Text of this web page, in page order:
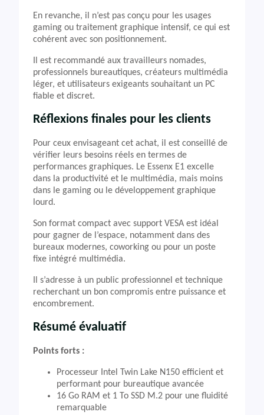
En revanche, il n’est pas conçu pour les usages
gaming ou traitement graphique intensif, ce qui est
cohérent avec son positionnement.
Il est recommandé aux travailleurs nomades,
professionnels bureautiques, créateurs multimédia
léger, et utilisateurs exigeants souhaitant un PC
fiable et discret.
Réflexions finales pour les clients
Pour ceux envisageant cet achat, il est conseillé de
vérifier leurs besoins réels en termes de
performances graphiques. Le Essenx E1 excelle
dans la productivité et le multimédia, mais moins
dans le gaming ou le développement graphique
lourd.
Son format compact avec support VESA est idéal
pour gagner de l’espace, notamment dans des
bureaux modernes, coworking ou pour un poste
fixe intégré multimédia.
Il s’adresse à un public professionnel et technique
recherchant un bon compromis entre puissance et
encombrement.
Résumé évaluatif
Points forts :
Processeur Intel Twin Lake N150 efficient et
performant pour bureautique avancée
16 Go RAM et 1 To SSD M.2 pour une fluidité
remarquable